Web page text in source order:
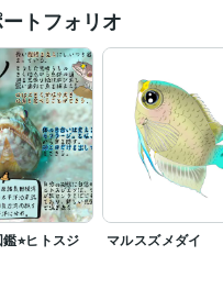
トフォリオ
⭐︎ヒトスジ
マルスズメダイ